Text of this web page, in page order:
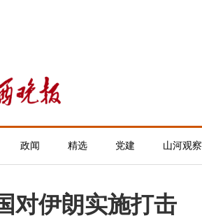
政闻 精选 党建 山河观察
对伊朗实施打击